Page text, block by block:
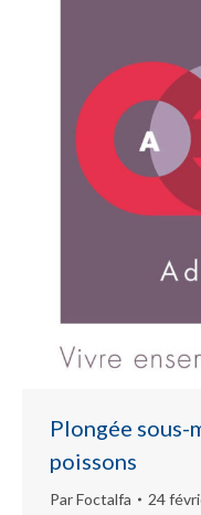
Plongée sous-
poissons
ParFoctalfa
24